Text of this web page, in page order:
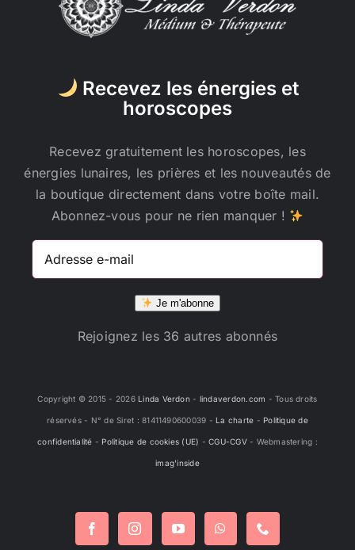
Recevez les énergies et
horoscopes
Recevez gratuitement les horoscopes, les
énergies lunaires, les prières et les nouveautés de
la boutique directement dans votre boîte mail.
Abonnez-vous pour ne rien manquer !
Je m'abonne
Rejoignez les 36 autres abonnés
Copyright © 2015 - 2026 Linda Verdon- lindaverdon.com - Tous droits
réservés - N° de Siret : 81411490600039 - La charte - Politique de
confidentialité - Politique de cookies (UE) -CGU-CGV- Webmastering :
imag'inside